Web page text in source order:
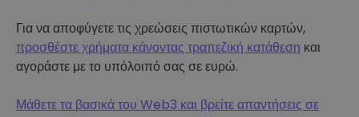
Για να αποφύγετε τις χρεώσεις πιστωτικών καρτών,
προσθέστε χρήματα κάνοντας τραπεζική κατάθεση και
αγοράστε με το υπόλοιπό σας σε ευρώ.
Μάθετε τα βασικά του Web3 και βρείτε απαντήσεις σε